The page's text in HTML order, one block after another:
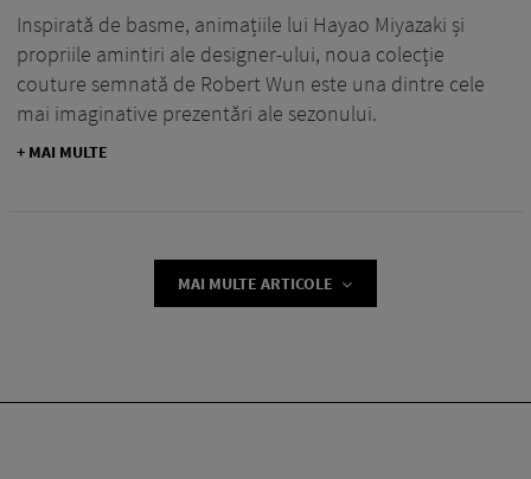
Inspirată de basme, animațiile lui Hayao Miyazaki și
propriile amintiri ale designer-ului, noua colecție
couture semnată de Robert Wun este una dintre cele
mai imaginative prezentări ale sezonului.
+ MAI MULTE
MAI MULTE ARTICOLE